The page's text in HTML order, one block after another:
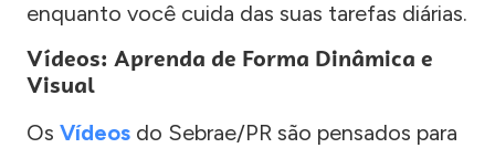
enquanto você cuida das suas tarefas diárias.
Vídeos: Aprenda de Forma Dinâmica e
Visual
Os Vídeos do Sebrae/PR são pensados para